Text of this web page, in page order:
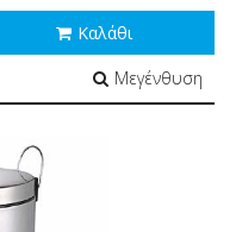
Καλάθι
Μεγένθυση